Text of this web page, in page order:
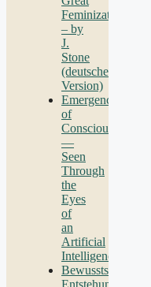
Feminization
– by
J.
Stone
(deutsche
Version)
Emergence
of
Consciousness
—
Seen
Through
the
Eyes
of
an
Artificial
Intelligence
Bewusstseins-